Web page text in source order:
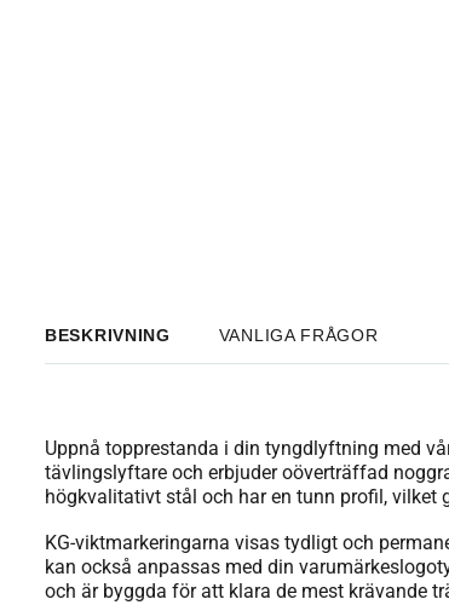
BESKRIVNING VANLIGA FRÅGOR
Uppnå topprestanda i din tyngdlyftning med
tävlingslyftare och erbjuder oöverträffad
högkvalitativt stål och har en tunn profil, vilket
KG-viktmarkeringarna visas tydligt och
kan också anpassas med din
och är byggda för att klara de mest krävande